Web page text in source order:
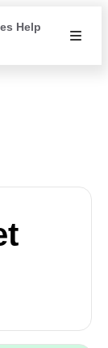
Help